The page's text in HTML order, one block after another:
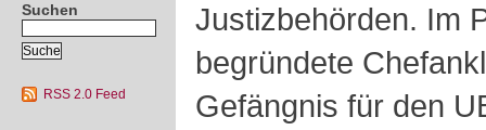
Suchen
RSS 2.0 Feed
Justizbehörden. Im
begründete
Gefängnis für den